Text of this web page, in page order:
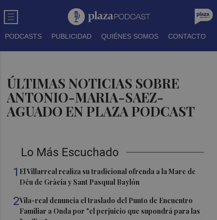
PODCASTS PUBLICIDAD QUIÉNES SOMOS CONTACTO
ÚLTIMAS NOTICIAS SOBRE
ANTONIO-MARIA-SAEZ-
AGUADO EN PLAZA PODCAST
Lo Más Escuchado
1 El Villarreal realiza su tradicional ofrenda a la Mare de
Déu de Gràcia y Sant Pasqual Baylón
2Vila-real denuncia el traslado del Punto de Encuentro
Familiar a Onda por "el perjuicio que supondrá para las